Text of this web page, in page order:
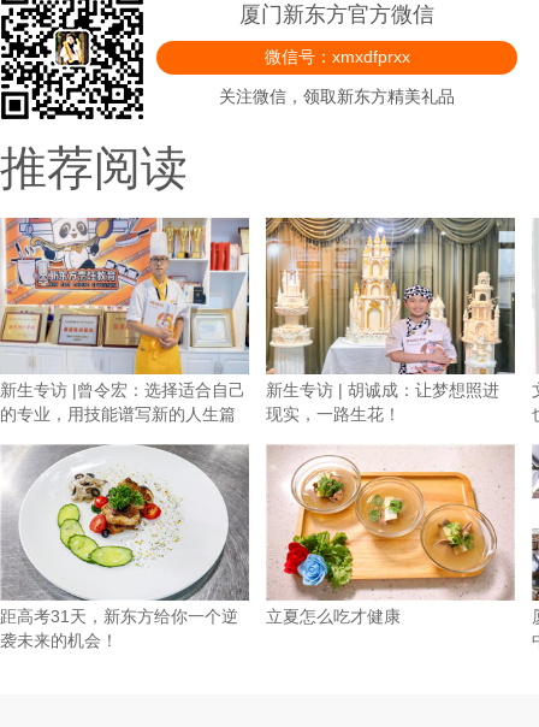
厦门新东方官方微信
微信号：xmxdfprxx
关注微信，领取新东方精美礼品
推荐阅读
新生专访 |曾令宏：选择适合自己
的专业，用技能谱写新的人生篇
新生专访 | 胡诚成：让梦想照进
现实，一路生花！
距高考31天，新东方给你一个逆
袭未来的机会！
立夏怎么吃才健康